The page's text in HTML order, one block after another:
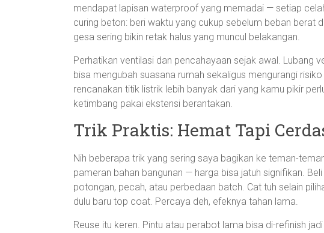
mendapat lapisan waterproof yang memadai — setiap
curing beton: beri waktu yang cukup sebelum beban berat
gesa sering bikin retak halus yang muncul belakangan.
Perhatikan ventilasi dan pencahayaan sejak awal. Lubang
bisa mengubah suasana rumah sekaligus mengurangi
rencanakan titik listrik lebih banyak dari yang kamu pikir
ketimbang pakai ekstensi berantakan.
Trik Praktis: Hemat Tapi
Nih beberapa trik yang sering saya bagikan ke teman-
pameran bahan bangunan — harga bisa jatuh signifikan.
potongan, pecah, atau perbedaan batch. Cat tuh selain
dulu baru top coat. Percaya deh, efeknya tahan lama.
Reuse itu keren. Pintu atau perabot lama bisa di-refinish